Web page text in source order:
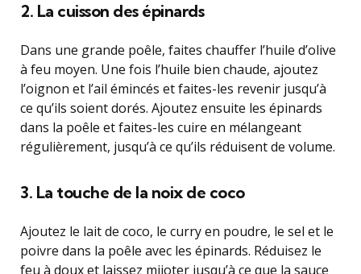
2. La cuisson des épinards
Dans une grande poêle, faites chauffer l’huile d’olive
à feu moyen. Une fois l’huile bien chaude, ajoutez
l’oignon et l’ail émincés et faites-les revenir jusqu’à
ce qu’ils soient dorés. Ajoutez ensuite les épinards
dans la poêle et faites-les cuire en mélangeant
régulièrement, jusqu’à ce qu’ils réduisent de volume.
3. La touche de la noix de coco
Ajoutez le lait de coco, le curry en poudre, le sel et le
poivre dans la poêle avec les épinards. Réduisez le
feu à doux et laissez mijoter jusqu’à ce que la sauce